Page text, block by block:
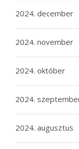
2024. december
2024. november
2024. október
2024.
2024. augusztus